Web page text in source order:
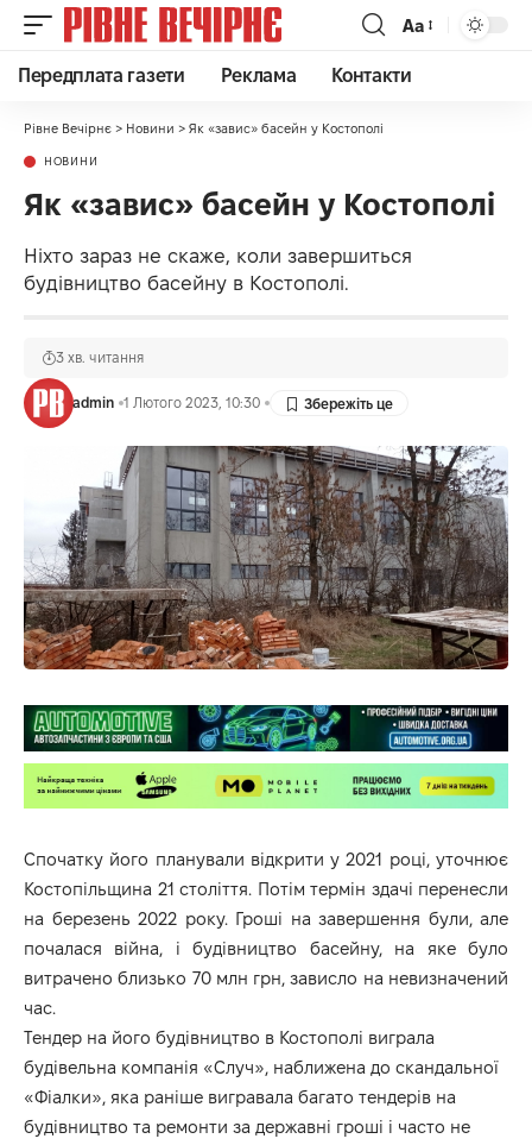
Аа
Передплата газети Реклама Контакти
Рівне Вечірнє > Новини > Як «завис» басейн у Костополі
НОВИНИ
Як «завис» басейн у Костополі
Ніхто зараз не скаже, коли завершиться
будівництво басейну в Костополі.
admin 1 Лютого 2023, 10:30
3 хв. читання
Спочатку його планували відкрити у 2021 році, уточнює
Костопільщина 21 століття. Потім термін здачі перенесли
на березень 2022 року. Гроші на завершення були, але
почалася війна, і будівництво басейну, на яке було
витрачено близько 70 млн грн, зависло на невизначений
час.
Тендер на його будівництво в Костополі виграла
будівельна компанія «Случ», наближена до скандальної
«Фіалки», яка раніше вигравала багато тендерів на
будівництво та ремонти за державні гроші і часто не